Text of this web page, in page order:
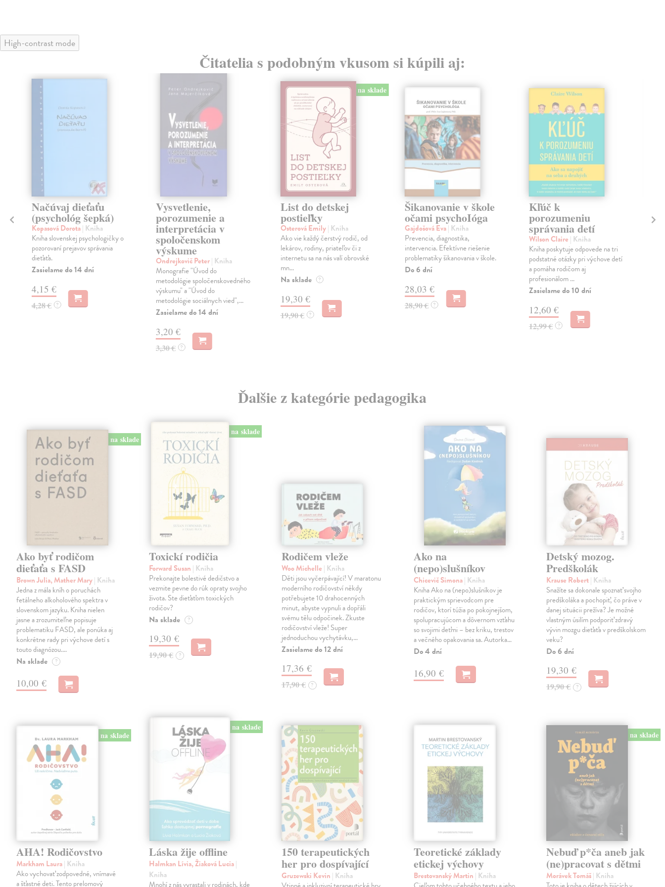
High-contrast mode
Čitatelia s podobným vkusom si kúpili aj:
Načúvaj dieťaťu
(psychológ šepká)
Kopasová Dorota| Kniha
Kniha slovenskej psychologičky o
pozorovaní prejavov správania
dieťaťa.
Zasielame do 14 dní
4,15 €
4,28 € ?
Vysvetlenie,
porozumenie a
interpretácia v
spoločenskom
výskume
Ondrejkovič Peter| Kniha
Monografie "Úvod do
metodológie spoločenskovedného
výskumu" a "Úvod do
metodológie sociálnych vied",...
Zasielame do 14 dní
3,20 €
3,30 € ?
na sklade
List do detskej
postieľky
Osterová Emily| Kniha
Ako vie každý čerstvý rodič, od
lekárov, rodiny, priateľov či z
internetu sa na nás valí obrovské
mn...
Na sklade ?
19,30 €
19,90 € ?
Šikanovanie v škole
očami psychoIóga
Gajdošová Eva| Kniha
Prevencia, diagnostika,
intervencia. Efektívne riešenie
problematiky šikanovania v škole.
Do 6 dní
28,03 €
28,90 € ?
Kľúč k
porozumeniu
správania detí
Wilson Claire | Kniha
Kniha poskytuje odpovede na tri
podstatné otázky pri výchove detí
a pomáha rodičom aj
profesionálom ...
Zasielame do 10 dní
12,60 €
12,99 € ?
Ďalšie z kategórie pedagogika
na sklade
Ako byť rodičom
dieťaťa s FASD
Brown Julia, Mather Mary| Kniha
Jedna z mála kníh o poruchách
fetálneho alkoholového spektra v
slovenskom jazyku. Kniha nielen
jasne a zrozumiteľne popisuje
problematiku FASD, ale ponúka aj
konkrétne rady pri výchove detí s
touto diagnózou.…
Na sklade ?
10,00 €
na sklade
Toxickí rodičia
Forward Susan | Kniha
Prekonajte bolestivé dedičstvo a
vezmite pevne do rúk opraty svojho
života. Ste dieťaťom toxických
rodičov?
Na sklade ?
19,30 €
19,90 € ?
Rodičem vleže
Woo Michelle | Kniha
Děti jsou vyčerpávající! V maratonu
moderního rodičovství někdy
potřebujete 10 drahocenných
minut, abyste vypnuli a dopřáli
svému tělu odpočinek. Zkuste
rodičovství vleže! Super
jednoduchou vychytávku,…
Zasielame do 12 dní
17,36 €
17,90 € ?
Ako na
(nepo)slušníkov
Chicevič Simona| Kniha
Kniha Ako na (nepo)slušníkov je
praktickým sprievodcom pre
rodičov, ktorí túžia po pokojnejšom,
spolupracujúcom a dôvernom vzťahu
so svojimi deťmi – bez kriku, trestov
a večného opakovania sa. Autorka…
Do 4 dní
16,90 €
Detský mozog.
Predškolák
Krause Robert| Kniha
Snažíte sa dokonale spoznať svojho
predškoláka a pochopiť, čo práve v
danej situácii prežíva? Je možné
vlastným úsilím podporiť zdravý
vývin mozgu dieťaťa v predškolskom
veku?
Do 6 dní
19,30 €
19,90 € ?
na sklade
AHA! Rodičovstvo
Markham Laura| Kniha
Ako vychovať zodpovedné, vnímavé
a šťastné deti. Tento prelomový
na sklade
Láska žije offline
Halmkan Lívia, Žiaková Lucia|
Kniha
Mnohí z nás vyrastali v rodinách, kde
150 terapeutických
her pro dospívající
Gruzewski Kevin | Kniha
Teoretické základy
etickej výchovy
Brestovanský Martin | Kniha
na sklade
Nebuď p*ča aneb jak
(ne)pracovat s dětmi
Morávek Tomáš| Kniha